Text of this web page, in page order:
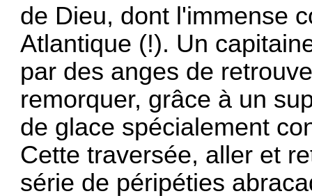
de Dieu, dont l'immense
Atlantique (!). Un
par des anges de
remorquer, grâce à un
de glace spécialement
Cette traversée, aller et
série de péripéties